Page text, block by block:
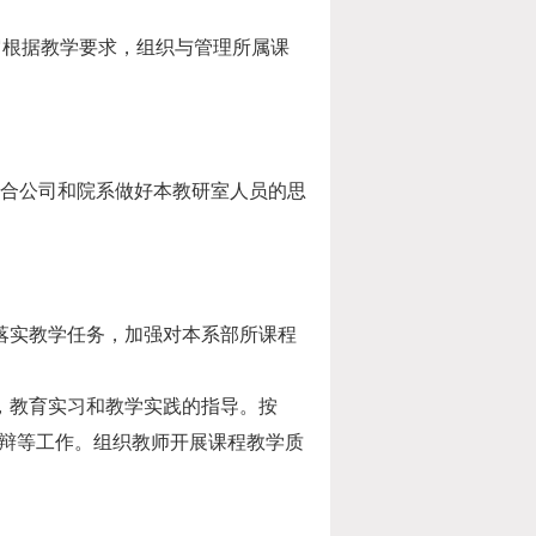
据教学要求，组织与管理所属课
公司和院系做好本教研室人员的思
教学任务，加强对本系部所课程
教育实习和教学实践的指导。按
等工作。组织教师开展课程教学质